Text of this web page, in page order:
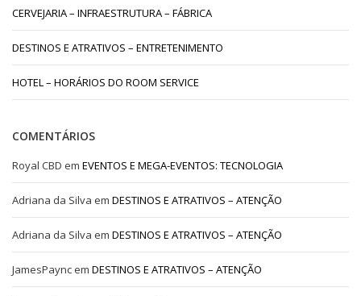
CERVEJARIA – INFRAESTRUTURA – FÁBRICA
DESTINOS E ATRATIVOS – ENTRETENIMENTO
HOTEL – HORÁRIOS DO ROOM SERVICE
COMENTÁRIOS
Royal CBD em EVENTOS E MEGA-EVENTOS: TECNOLOGIA
Adriana da Silva em DESTINOS E ATRATIVOS – ATENÇÃO
Adriana da Silva em DESTINOS E ATRATIVOS – ATENÇÃO
JamesPaync em DESTINOS E ATRATIVOS – ATENÇÃO